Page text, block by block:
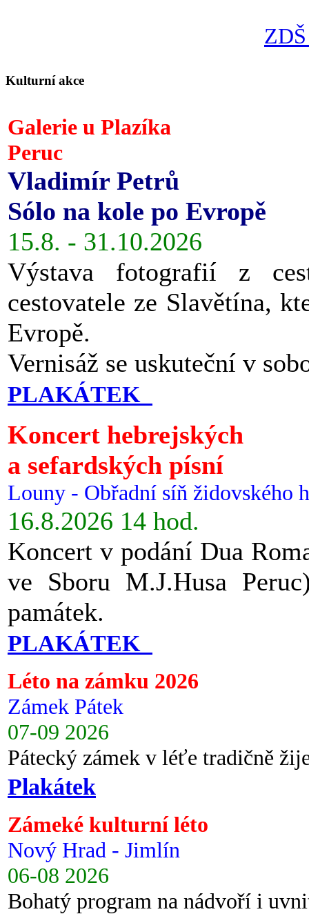
Kulturní akce
Galerie u Plazíka
Peruc
Vladimír Petrů
Sólo na kole po Evropě
15.8. - 31.10.2026
Výstava fotografií z
cestovatele ze Slavětína,
Evropě.
Vernisáž se uskuteční v
PLAKÁTEK
Koncert hebrejských
a sefardských písní
Louny - Obřadní síň židovského
16.8.2026 14 hod.
Koncert v podání Dua
ve Sboru M.J.Husa
památek.
PLAKÁTEK
Léto na zámku 2026
Zámek Pátek
07-09 2026
Pátecký zámek v léťe tradičně
Plakátek
Zámeké kulturní léto
Nový Hrad - Jimlín
06-08 2026
Bohatý program na nádvoří i